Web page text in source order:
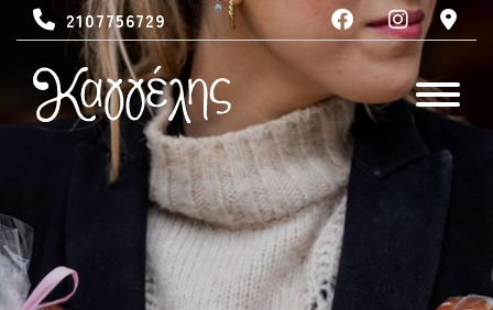
2107756729